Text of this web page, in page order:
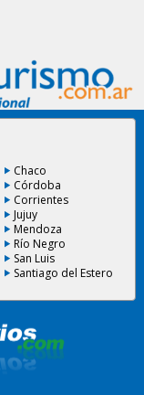
Chaco
Córdoba
Corrientes
Jujuy
Mendoza
Río Negro
San Luis
Santiago del Estero